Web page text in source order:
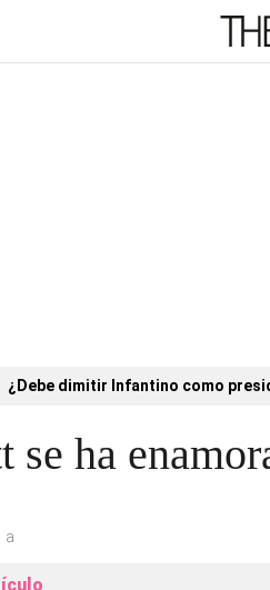
¿Debe dimitir Infantino como
se ha
a